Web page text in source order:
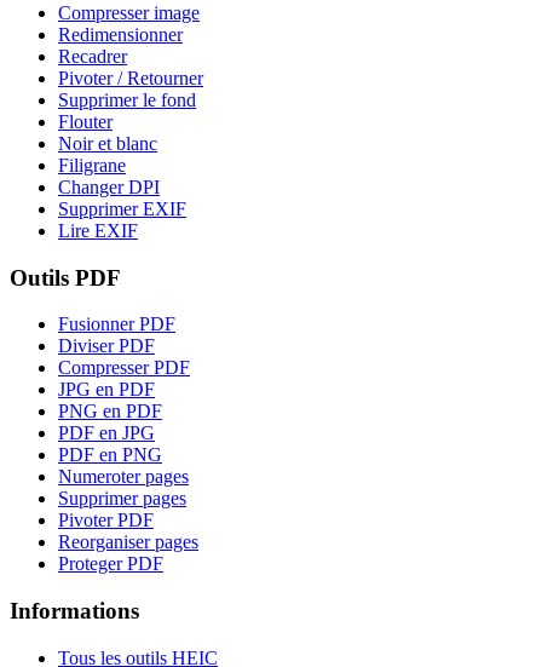
Compresser image
Redimensionner
Recadrer
Pivoter / Retourner
Supprimer le fond
Flouter
Noir et blanc
Filigrane
Changer DPI
Supprimer EXIF
Lire EXIF
Outils PDF
Fusionner PDF
Diviser PDF
Compresser PDF
JPG en PDF
PNG en PDF
PDF en JPG
PDF en PNG
Numeroter pages
Supprimer pages
Pivoter PDF
Reorganiser pages
Proteger PDF
Informations
Tous les outils HEIC